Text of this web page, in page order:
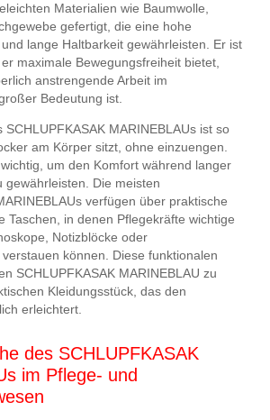
Materialien wie Baumwolle,
gefertigt, die eine hohe
lange Haltbarkeit gewährleisten. Er ist
maximale Bewegungsfreiheit bietet,
anstrengende Arbeit im
Bedeutung ist.
SCHLUPFKASAK MARINEBLAUs ist so
am Körper sitzt, ohne einzuengen.
um den Komfort während langer
gewährleisten. Die meisten
verfügen über praktische
Taschen, in denen Pflegekräfte wichtige
Notizblöcke oder
können. Diese funktionalen
SCHLUPFKASAK MARINEBLAU zu
Kleidungsstück, das den
erleichtert.
des SCHLUPFKASAK
im Pflege- und